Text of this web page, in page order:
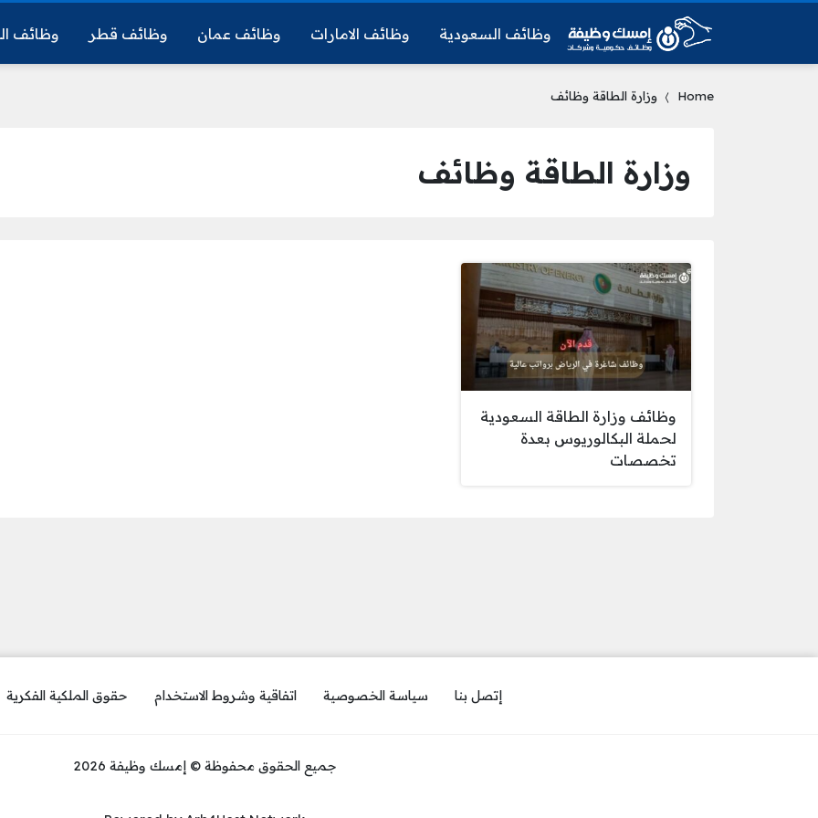
وظائف السعودية وظائف الامارات وظائف عمان وظائف قطر وظائف
Home وزارة الطاقة وظائف
وزارة الطاقة وظائف
وظائف وزارة الطاقة السعودية
لحملة البكالوريوس بعدة
تخصصات
إتصل بنا سياسة الخصوصية اتفاقية وشروط الاستخدام حقوق الملكية الفكرية
جميع الحقوق محفوظة © إمسك وظيفة 2026